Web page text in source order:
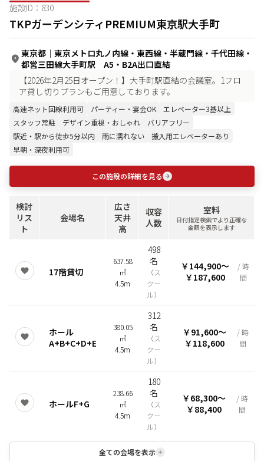
施設ID： 830
TKPガーデンシティPREMIUM東京駅大手町
東京都 ｜ 東京メトロ丸ノ内線・東西線・半蔵門線・千代田線・
都営三田線大手町駅 A5・B2A出口直結
【2026年2月25日オープン！】大手町駅直結の会議室。1フロ
ア貸し切りプランもご用意しております。
高速ネット回線利用可 パーティー・宴会OK
エレベーター3基以上
スタッフ常駐
デザイン重視・おしゃれ
バリアフリー
駅近・駅から徒歩5分以内
雨に濡れない
搬入用エレベーターあり
早朝・深夜利用可
この施設の詳細を見る
検討
リス
ト
会場名
広さ
天井
高
収容
人数
室料
日付指定検索でより正確な
金額を表示します
17階貸切
637.58
㎡
4.5m
498
名
（ス
クー
ル）
￥144,900〜
￥187,600
/ 時
間
ホール
A+B+C+D+E
380.05
㎡
4.5m
312
名
（ス
クー
ル）
￥91,600〜
￥118,600
/ 時
間
ホールF+G
238.66
㎡
4.5m
180
名
（ス
クー
ル）
￥68,300〜
￥88,400
/ 時
間
全ての会場を表示